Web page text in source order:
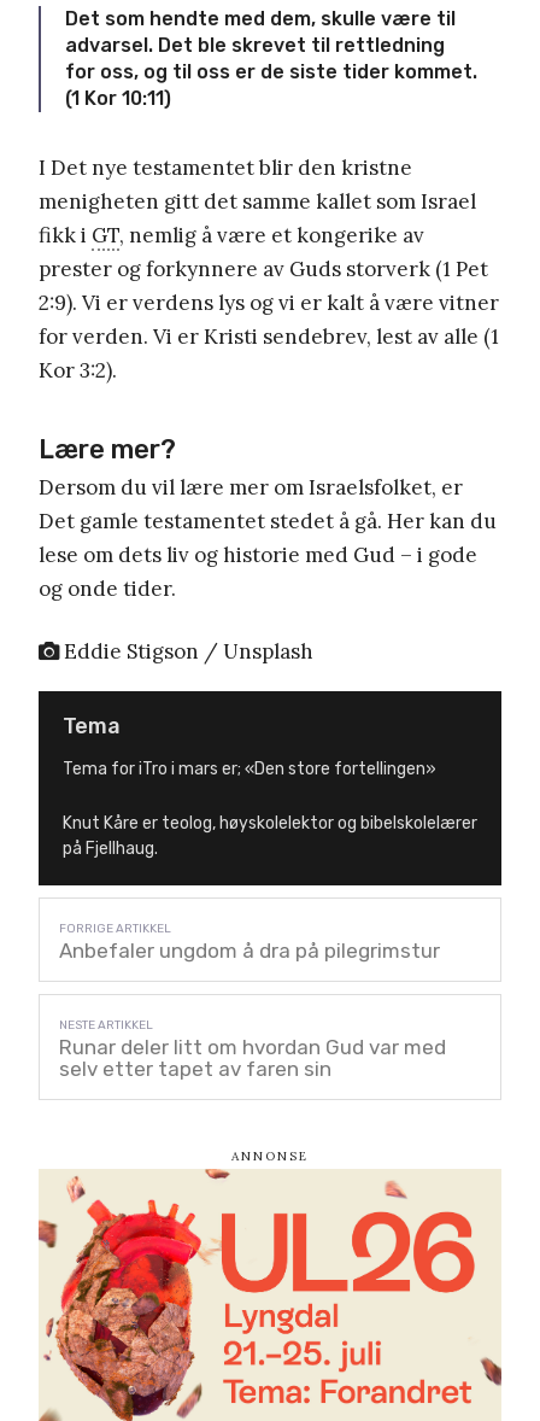
Det som hendte med dem, skulle være til
advarsel. Det ble skrevet til rettledning
for oss, og til oss er de siste tider kommet.
(1 Kor 10:11)
I Det nye testamentet blir den kristne
menigheten gitt det samme kallet som Israel
fikk i GT, nemlig å være et kongerike av
prester og forkynnere av Guds storverk (1 Pet
2:9). Vi er verdens lys og vi er kalt å være vitner
for verden. Vi er Kristi sendebrev, lest av alle (1
Kor 3:2).
Lære mer?
Dersom du vil lære mer om Israelsfolket, er
Det gamle testamentet stedet å gå. Her kan du
lese om dets liv og historie med Gud – i gode
og onde tider.
Eddie Stigson / Unsplash
Tema
Tema for iTro i mars er; «Den store fortellingen»
Knut Kåre er teolog, høyskolelektor og bibelskolelærer
på Fjellhaug.
Anbefaler ungdom å dra på pilegrimstur
Runar deler litt om hvordan Gud var med
selv etter tapet av faren sin